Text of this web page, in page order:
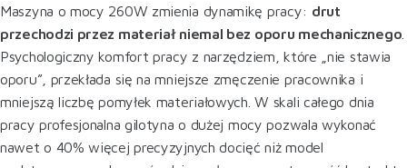
Maszyna o mocy 260W zmienia dynamikę pracy: drut
przechodzi przez materiał niemal bez oporu mechanicznego
Psychologiczny komfort pracy z narzędziem, które „nie stawia
oporu”, przekłada się na mniejsze zmęczenie pracownika i
mniejszą liczbę pomyłek materiałowych. W skali całego dnia
pracy profesjonalna gilotyna o dużej mocy pozwala wykonać
nawet o 40% więcej precyzyjnych docięć niż model